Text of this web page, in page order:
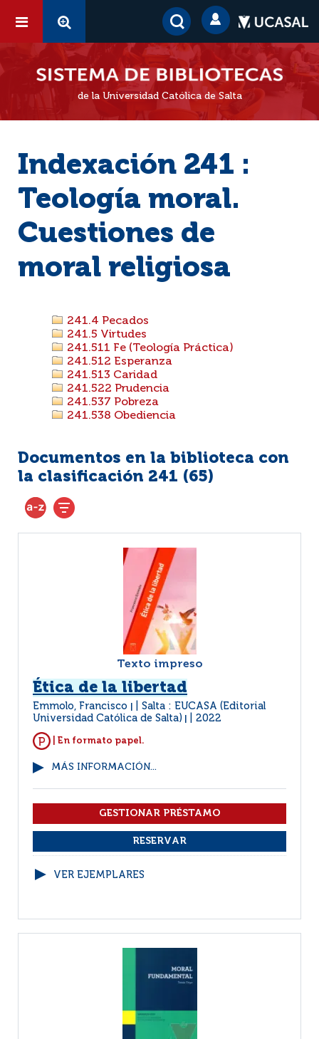
de la Universidad Católica de Salta
Indexación 241 :
Teología moral.
Cuestiones de
moral religiosa
241.4 Pecados
241.5 Virtudes
241.511 Fe (Teología Práctica)
241.512 Esperanza
241.513 Caridad
241.522 Prudencia
241.537 Pobreza
241.538 Obediencia
Documentos en la biblioteca con
la clasificación 241 (65)
Texto impreso
Ética de la libertad
Emmolo, Francisco
Salta : EUCASA (Editorial
Universidad Católica de Salta)
2022
| En formato papel.
MÁS INFORMACIÓN...
VER EJEMPLARES